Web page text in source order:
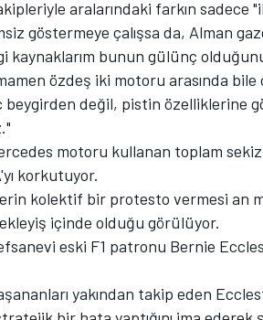
aralarındaki farkın
göstermeye çalışsa da, Alman
bunun gülünç
özdeş iki motoru arasında bile
değil, pistin özelliklerine
motoru kullanan toplam
korkutuyor.
kolektif bir protesto vermesi an
içinde olduğu görülüyor.
eski F1 patronu Bernie
yakından takip eden